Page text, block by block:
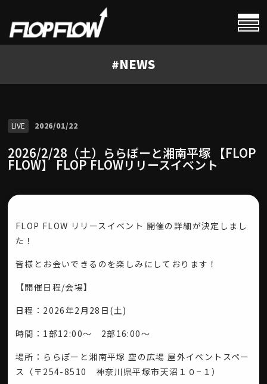
#HOME
#PROFILE
#NEWS
#NEWS
LIVE 2026/01/22
2026/2/28（土）ららぽーと湘南平塚 【FLOP
FLOW】 FLOP FLOWリリースイベント
FLOP FLOW リリースイベント 開催の詳細が決定しまし
た！
皆様とお会いできるのを楽しみにしております！
【開催日程/会場】
日程：2026年2月28日(土)
時間：1部12:00～ 2部16:00～
場所：ららぽーと湘南平塚 空の広場 屋外イベントスペー
ス（〒254-8510 神奈川県平塚市天沼１０−１）